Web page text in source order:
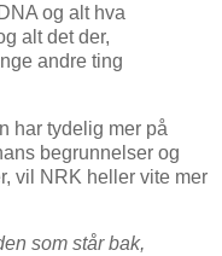
og alt hva
alt det der,
andre ting
har tydelig mer på
begrunnelser og
vil NRK heller vite mer
som står bak,